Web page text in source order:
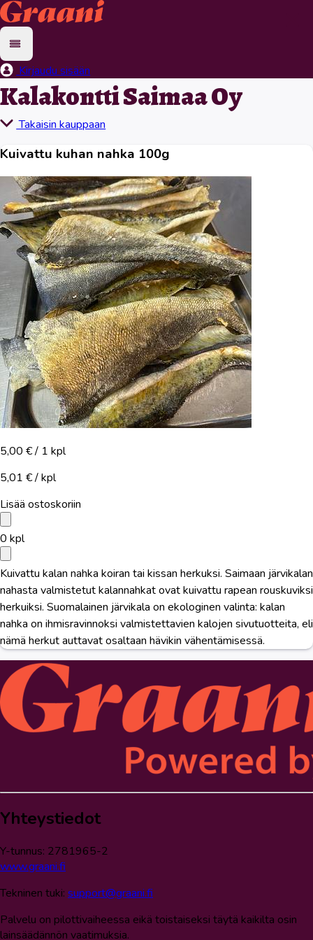
Kirjaudu sisään
Kalakontti Saimaa Oy
Takaisin kauppaan
Kuivattu kuhan nahka 100g
5,00 €/ 1 kpl
5,01 € / kpl
Lisää ostoskoriin
0 kpl
Kuivattu kalan nahka koiran tai kissan herkuksi. Saimaan järvikalan
nahasta valmistetut kalannahkat ovat kuivattu rapean rouskuviksi
herkuiksi. Suomalainen järvikala on ekologinen valinta: kalan
nahka on ihmisravinnoksi valmistettavien kalojen sivutuotteita, eli
nämä herkut auttavat osaltaan hävikin vähentämisessä.
Yhteystiedot
Y-tunnus: 2781965-2
www.graani.fi
Tekninen tuki: support@graani.fi
Palvelu on pilottivaiheessa eikä toistaiseksi täytä kaikilta osin
lainsäädännön vaatimuksia.